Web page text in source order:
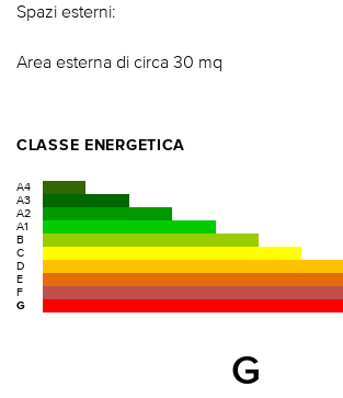
Spazi esterni:
Area esterna di circa 30 mq
CLASSE ENERGETICA
A4
A3
A2
A1
B
C
D
E
F
G
G